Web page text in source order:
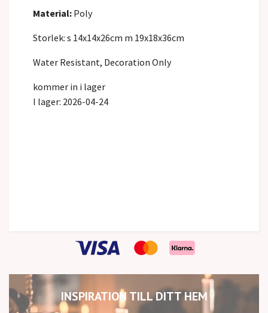
INSPIRATION TILL DITT HEM
Material: Poly
Storlek: s 14x14x26cm m 19x18x36cm
Water Resistant, Decoration Only
kommer in i lager
I lager: 2026-04-24